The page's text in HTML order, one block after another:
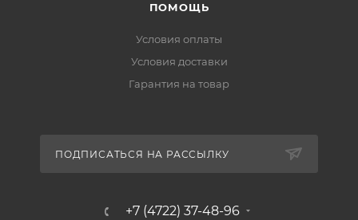
ПОМОЩЬ
Условия оплаты
Условия доставки
Гарантия на товар
ПОДПИСАТЬСЯ НА РАССЫЛКУ
+7 (4722) 37-48-96